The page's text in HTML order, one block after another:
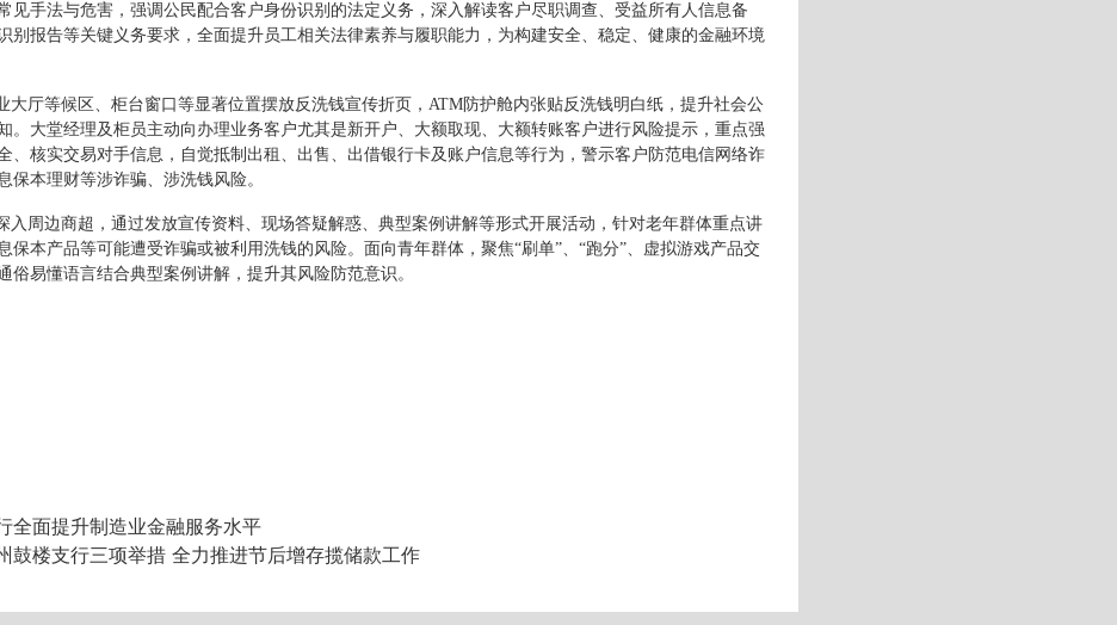
见手法与危害，强调公民配合客户身份识别的法定义务，深入解读客户尽职调查、受益所有人信息备
别报告等关键义务要求，全面提升员工相关法律素养与履职能力，为构建安全、稳定、健康的金融环境
大厅等候区、柜台窗口等显著位置摆放反洗钱宣传折页，ATM防护舱内张贴反洗钱明白纸，提升社会公
。大堂经理及柜员主动向办理业务客户尤其是新开户、大额取现、大额转账客户进行风险提示，重点强
、核实交易对手信息，自觉抵制出租、出售、出借银行卡及账户信息等行为，警示客户防范电信网络诈
保本理财等涉诈骗、涉洗钱风险。
入周边商超，通过发放宣传资料、现场答疑解惑、典型案例讲解等形式开展活动，针对老年群体重点讲
保本产品等可能遭受诈骗或被利用洗钱的风险。面向青年群体，聚焦“刷单”、“跑分”、虚拟游戏产品交
俗易懂语言结合典型案例讲解，提升其风险防范意识。
全面提升制造业金融服务水平
鼓楼支行三项举措 全力推进节后增存揽储款工作